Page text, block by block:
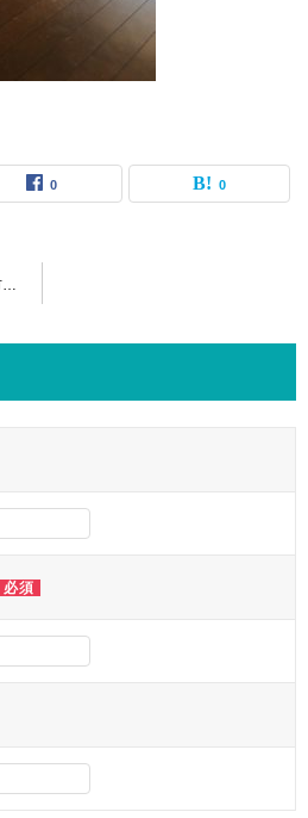
0 0
ハウスクリーニング八王子市中古マンション3ldkフローリングワックス手順
必須